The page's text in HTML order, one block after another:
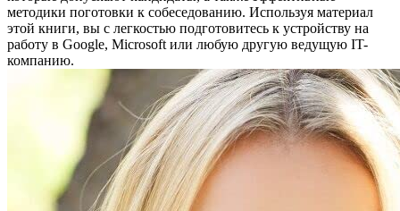
методики поготовки к собеседованию. Используя материал
этой книги, вы с легкостью подготовитесь к устройству на
работу в Google, Microsoft или любую другую ведущую IT-
компанию.